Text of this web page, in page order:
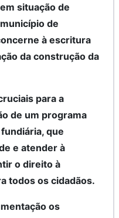
situação de
de
à escritura
da construção da
para a
de um programa
que
e atender à
o direito à
todos os cidadãos.
os